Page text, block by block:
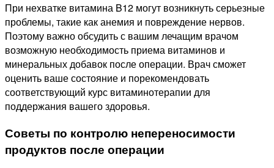
При нехватке витамина B12 могут возникнуть серьезные
проблемы, такие как анемия и повреждение нервов.
Поэтому важно обсудить с вашим лечащим врачом
возможную необходимость приема витаминов и
минеральных добавок после операции. Врач сможет
оценить ваше состояние и порекомендовать
соответствующий курс витаминотерапии для
поддержания вашего здоровья.
Советы по контролю непереносимости
продуктов после операции